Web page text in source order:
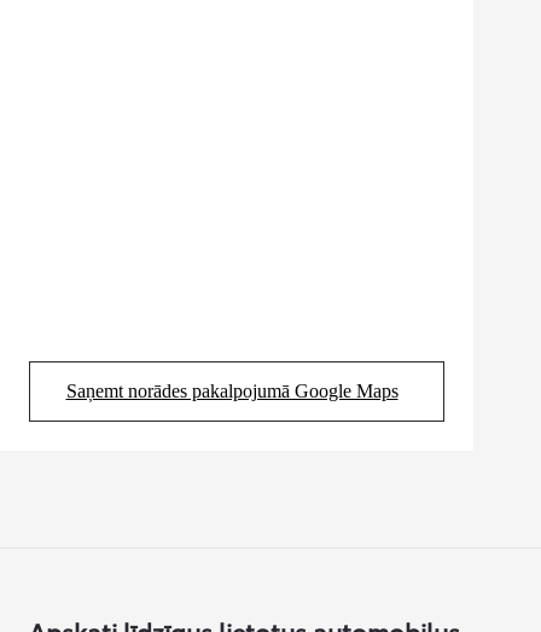
Saņemt norādes pakalpojumā Google Maps
(Opens in new tab)